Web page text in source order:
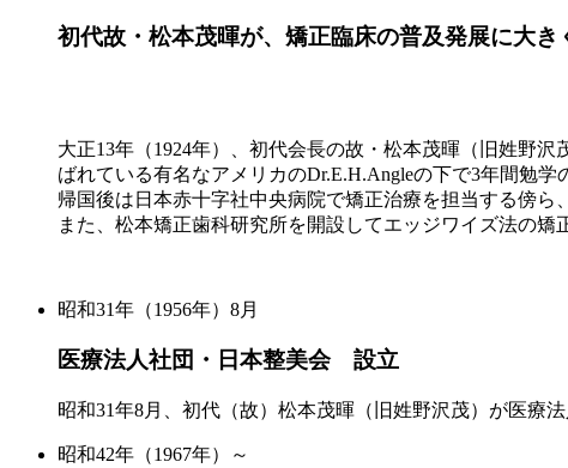
初代故・松本茂暉が、矯正臨床の普及発展に大き
大正13年（1924年）、初代会長の故・松本茂暉（旧姓野
ばれている有名なアメリカのDr.E.H.Angleの下で3年間勉学
帰国後は日本赤十字社中央病院で矯正治療を担当する傍ら
また、松本矯正歯科研究所を開設してエッジワイズ法の
昭和31年（1956年）8月
医療法人社団・日本整美会 設立
昭和31年8月、初代（故）松本茂暉（旧姓野沢茂）が医療
昭和42年（1967年）～